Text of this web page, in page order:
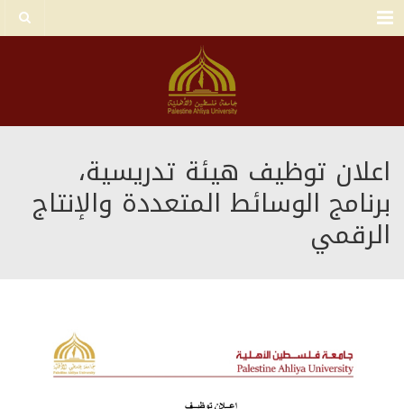
Menu
اعلان توظيف هيئة تدريسية،
برنامج الوسائط المتعددة والإنتاج
الرقمي